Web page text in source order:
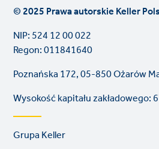
© 2025 Prawa autorskie Keller
NIP: 524 12 00 022
Regon: 011841640
Poznańska 172, 05-850 Ożarów
Wysokość kapitału zakładowego:
Footer
Grupa Keller